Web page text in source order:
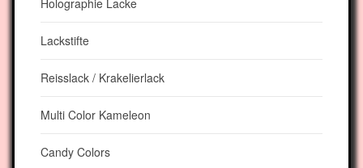
Lackstifte
Reisslack / Krakelierlack
Multi Color Kameleon
Candy Colors